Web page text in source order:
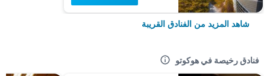
شاهد المزيد من الفنادق القريبة
فنادق رخيصة في هوكوتو